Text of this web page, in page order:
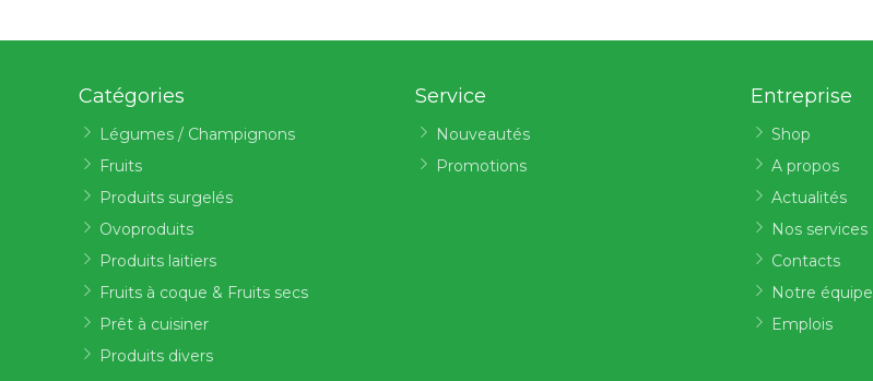
Catégories
Légumes / Champignons
Fruits
Produits surgelés
Ovoproduits
Produits laitiers
Fruits à coque & Fruits secs
Prêt à cuisiner
Produits divers
Service
Nouveautés
Promotions
Entreprise
Shop
A propos
Actualités
Nos services
Contacts
Notre équipe
Emplois